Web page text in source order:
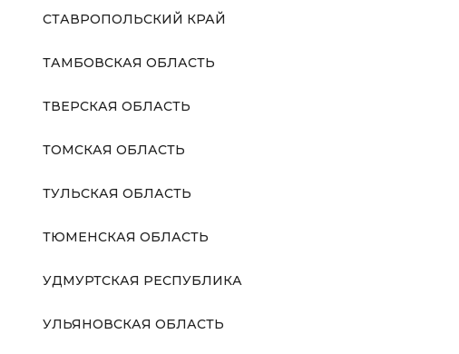
СТАВРОПОЛЬСКИЙ КРАЙ
ТАМБОВСКАЯ ОБЛАСТЬ
ТВЕРСКАЯ ОБЛАСТЬ
ТОМСКАЯ ОБЛАСТЬ
ТУЛЬСКАЯ ОБЛАСТЬ
ТЮМЕНСКАЯ ОБЛАСТЬ
УДМУРТСКАЯ РЕСПУБЛИКА
УЛЬЯНОВСКАЯ ОБЛАСТЬ